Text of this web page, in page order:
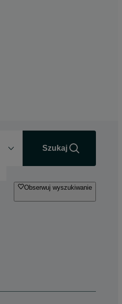
Szukaj
Obserwuj wyszukiwanie